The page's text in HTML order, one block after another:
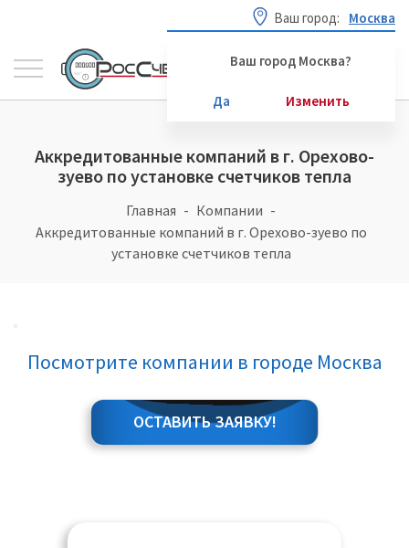
Ваш город: Москва
Ваш город Москва?
Да Изменить
Аккредитованные компаний в г. Орехово-
зуево по установке счетчиков тепла
Главная
Компании
Аккредитованные компаний в г. Орехово-зуево по
установке счетчиков тепла
Посмотрите компании в городе Москва
ОСТАВИТЬ ЗАЯВКУ!